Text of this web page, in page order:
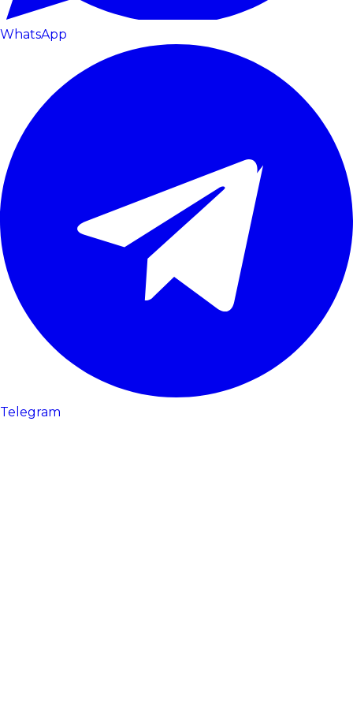
WhatsApp
Telegram